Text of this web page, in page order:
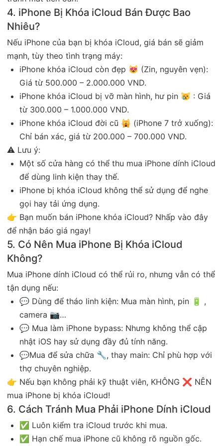
4. iPhone Bị Khóa iCloud Bán Được Bao
Nhiêu?
Nếu iPhone của bạn bị khóa iCloud, giá bán sẽ giảm
mạnh, tùy theo tình trạng máy:
iPhone khóa iCloud còn đẹp 😻 (Zin, nguyên vẹn):
Giá từ 500.000 – 2.000.000 VND.
iPhone khóa iCloud bị vỡ màn hình, hư pin 😿 : Giá
từ 300.000 – 1.000.000 VND.
iPhone khóa iCloud đời cũ 🙀 (iPhone 7 trở xuống):
Chỉ bán xác, giá từ 200.000 – 700.000 VND.
⚠ Lưu ý:
Một số cửa hàng có thể thu mua iPhone dính iCloud
để dùng linh kiện thay thế.
iPhone bị khóa iCloud không thể sử dụng để nghe
gọi hay tải ứng dụng.
👉 Bạn muốn bán iPhone khóa iCloud? Nhấp vào đây
để nhận báo giá ngay!
5. Có Nên Mua iPhone Bị Khóa iCloud
Không?
Mua iPhone dính iCloud có thể rủi ro, nhưng vẫn có thể
tận dụng nếu:
💬 Dùng để tháo linh kiện: Mua màn hình, pin 🔋 ,
camera 📷…
💬 Mua làm iPhone bypass: Nhưng không thể cập
nhật iOS hay sử dụng đầy đủ tính năng.
💬Mua để sửa chữa 🔧, thay main: Chỉ phù hợp với
thợ chuyên nghiệp.
👉 Nếu bạn không phải kỹ thuật viên, KHÔNG ❌ NÊN
mua iPhone bị khóa iCloud!
6. Cách Tránh Mua Phải iPhone Dính iCloud
✅ Luôn kiểm tra iCloud trước khi mua.
✅ Hạn chế mua iPhone cũ không rõ nguồn gốc.